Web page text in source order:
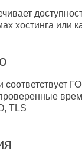
хостинга или
соответствует
TLS